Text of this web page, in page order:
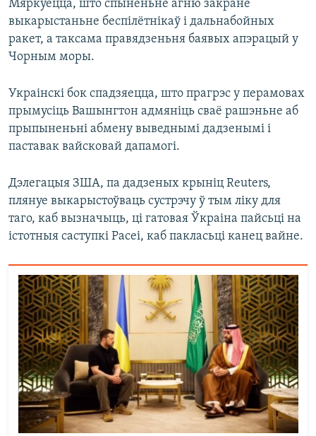
Мяркуецца, што спыненьне агню закране
выкарыстаньне беспілётнікаў і дальнабойных
ракет, а таксама правядзеньня баявых апэрацый у
Чорным моры.
Украінскі бок спадзяецца, што прагрэс у перамовах
прымусіць Вашынгтон адмяніць сваё рашэньне аб
прыпыненьні абмену выведнымі дадзенымі і
паставак вайсковай дапамогі.
Дэлегацыя ЗША, па дадзеных крыніц Reuters,
плянуе выкарыстоўваць сустрэчу ў тым ліку для
таго, каб вызначыць, ці гатовая Ўкраіна пайсьці на
істотныя саступкі Расеі, каб пакласьці канец вайне.